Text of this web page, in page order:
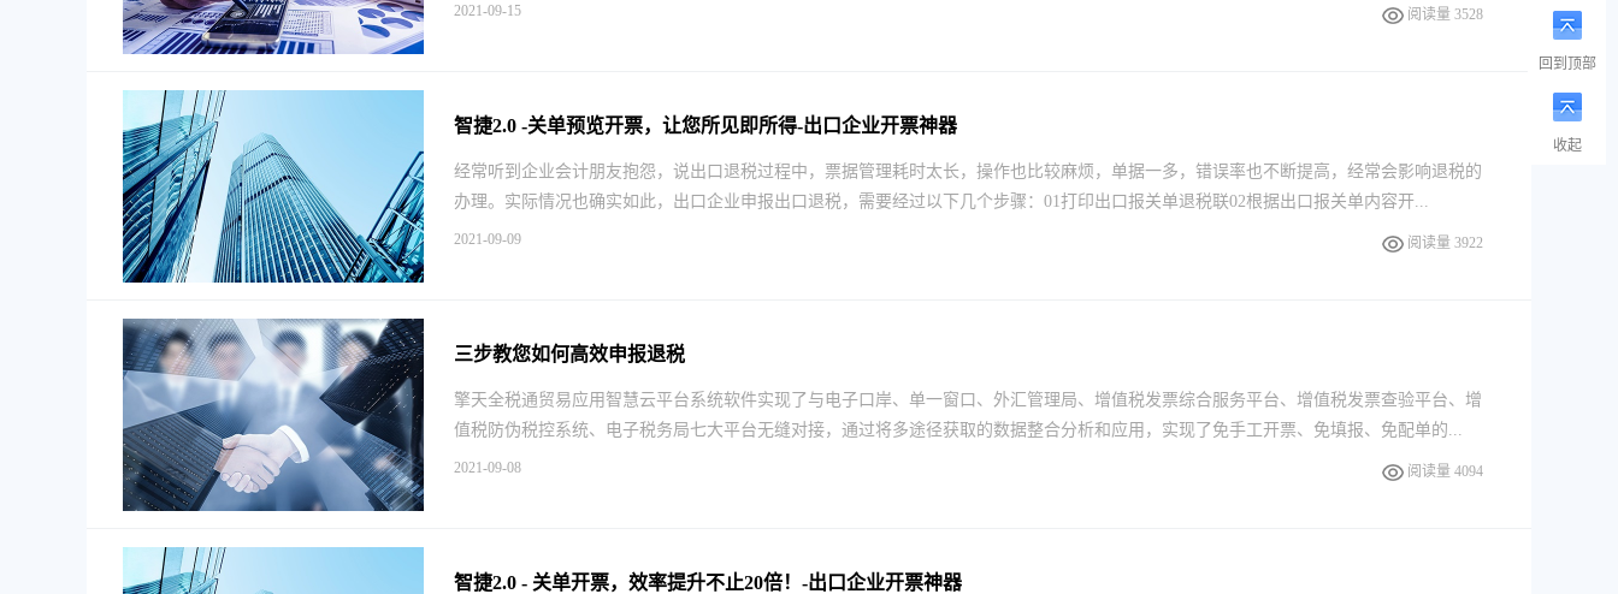
2021-09-15 阅读量 3528
智捷2.0 -关单预览开票，让您所见即所得-出口企业开票神器
经常听到企业会计朋友抱怨，说出口退税过程中，票据管理耗时太长，操作也比较麻烦，单据一多，错误率也不断提高，经常会影响退税的
办理。实际情况也确实如此，出口企业申报出口退税，需要经过以下几个步骤：01打印出口报关单退税联02根据出口报关单内容开...
2021-09-09 阅读量 3922
三步教您如何高效申报退税
擎天全税通贸易应用智慧云平台系统软件实现了与电子口岸、单一窗口、外汇管理局、增值税发票综合服务平台、增值税发票查验平台、增
值税防伪税控系统、电子税务局七大平台无缝对接，通过将多途径获取的数据整合分析和应用，实现了免手工开票、免填报、免配单的...
2021-09-08 阅读量 4094
智捷2.0 - 关单开票，效率提升不止20倍！-出口企业开票神器
回到顶部
收起